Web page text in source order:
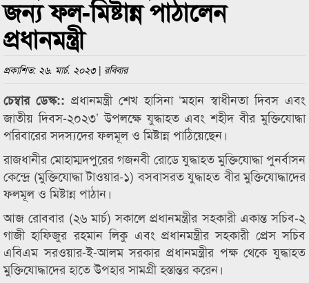
জন্য ফল-মিষ্টান্ন পাঠালেন
প্রধানমন্ত্রী
প্রকাশিত: ২৬. মার্চ. ২০২৩ | রবিবার
চেম্বার ডেস্ক:: প্রধানমন্ত্রী শেখ হাসিনা ‘মহান স্বাধীনতা দিবস এবং
জাতীয় দিবস-২০২৩’ উপলক্ষে যুদ্ধাহত এবং শহীদ বীর মুক্তিযোদ্ধা
পরিবারের সদস্যদের ফলমূল ও মিষ্টান্ন পাঠিয়েছেন।
রাজধানীর মোহাম্মদপুরের গজনবী রোডে যুদ্ধাহত মুক্তিযোদ্ধা পুনর্বাসন
কেন্দ্রে (মুক্তিযোদ্ধা টাওয়ার-১) বসবাসরত যুদ্ধাহত বীর মুক্তিযোদ্ধাদের
ফলমূল ও মিষ্টান্ন পাঠান।
আজ রোববার (২৬ মার্চ) সকালে প্রধানমন্ত্রীর সহকারী একান্ত সচিব-২
গাজী হাফিজুর রহমান লিকু এবং প্রধানমন্ত্রীর সহকারী প্রেস সচিব
এবিএম সরওয়ার-ই-আলম সরকার প্রধানমন্ত্রীর পক্ষ থেকে যুদ্ধাহত
মুক্তিযোদ্ধাদের হাতে উপহার সামগ্রী হস্তান্তর করেন।